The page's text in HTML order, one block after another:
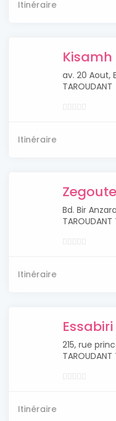
Itinéraire
av. 20 Aout,
TAROUDANT
Itinéraire
Bd. Bir
TAROUDANT
Itinéraire
215, rue
TAROUDANT
Itinéraire